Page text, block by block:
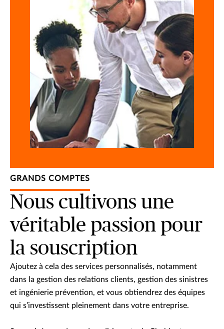
GRANDS COMPTES
Nous cultivons une
véritable passion pour
la souscription
Ajoutez à cela des services personnalisés, notamment
dans la gestion des relations clients, gestion des sinistres
et ingénierie prévention, et vous obtiendrez des équipes
qui s’investissent pleinement dans votre entreprise.